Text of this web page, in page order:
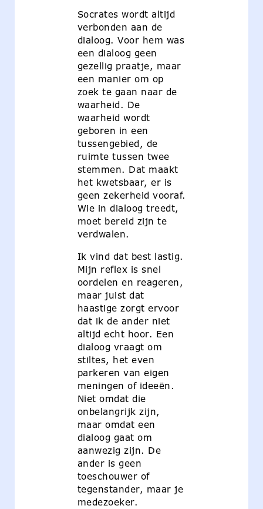
Socrates wordt altijd
verbonden aan de
dialoog. Voor hem was
een dialoog geen
gezellig praatje, maar
een manier om op
zoek te gaan naar de
waarheid. De
waarheid wordt
geboren in een
tussengebied, de
ruimte tussen twee
stemmen. Dat maakt
het kwetsbaar, er is
geen zekerheid vooraf.
Wie in dialoog treedt,
moet bereid zijn te
verdwalen.
Ik vind dat best lastig.
Mijn reflex is snel
oordelen en reageren,
maar juist dat
haastige zorgt ervoor
dat ik de ander niet
altijd echt hoor. Een
dialoog vraagt om
stiltes, het even
parkeren van eigen
meningen of ideeën.
Niet omdat die
onbelangrijk zijn,
maar omdat een
dialoog gaat om
aanwezig zijn. De
ander is geen
toeschouwer of
tegenstander, maar je
medezoeker.